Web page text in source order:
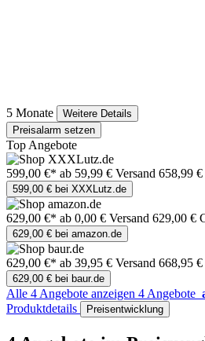
5 Monate
Weitere Details
Preisalarm setzen
Top Angebote
599,00 €* ab 59,99 € Versand 658,99 €
599,00 € bei XXXLutz.de
629,00 €* ab 0,00 € Versand 629,00 €
629,00 € bei amazon.de
629,00 €* ab 39,95 € Versand 668,95 €
629,00 € bei baur.de
Alle 4 Angebote anzeigen 4 Angebote
Produktdetails
Preisentwicklung